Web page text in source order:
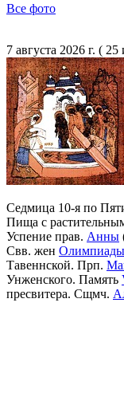
Все фото
7 августа 2026 г. (
Седмица 10-я по
Пища с
Успение прав. Анны
Свв. жен Олимпиады
Тавеннской. Прп.
Унженского. Память
пресвитера. Сщмч.